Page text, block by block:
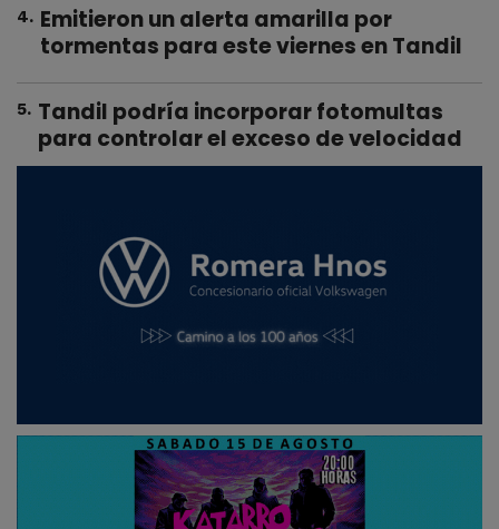
4. Emitieron un alerta amarilla por
tormentas para este viernes en Tandil
5. Tandil podría incorporar fotomultas
para controlar el exceso de velocidad